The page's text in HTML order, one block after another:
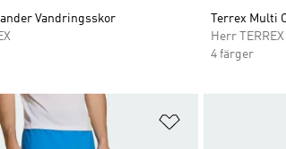
Vandringsskor
Terrex Multi
Herr TERREX
4 färger
Lägg till på